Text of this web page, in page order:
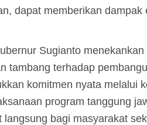
dapat memberikan
Sugianto
tambang terhadap
komitmen nyata melalui
program tanggung
langsung bagi masyarakat